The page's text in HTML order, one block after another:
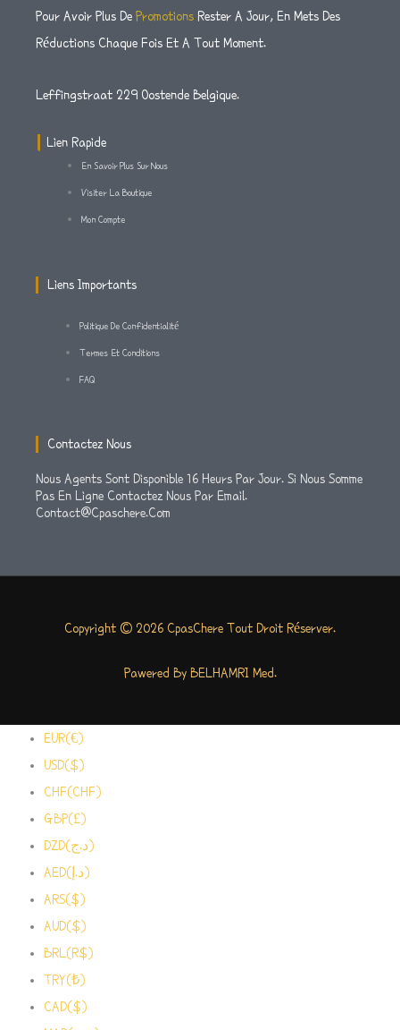
S
T
A
R
I
T
T
C
E
Pour Avoir Plus De Promotions Rester A Jour, En Mets Des
Réductions Chaque Fois Et A Tout Moment.
Leffingstraat 229 Oostende Belgique.
Lien Rapide
En Savoir Plus Sur Nous
Visiter La Boutique
Mon Compte
Liens Importants
Politique De Confidentialité
Termes Et Conditions
FAQ
Contactez Nous
Nous Agents Sont Disponible 16 Heurs Par Jour. Si Nous Somme
Pas En Ligne Contactez Nous Par Email.
Contact@cpaschere.com
Copyright © 2026 CpasChere Tout Droit Réserver.
Pawered By BELHAMRI Med.
EUR(€)
USD($)
CHF(CHF)
GBP(£)
DZD(د.ج)
AED(د.إ)
ARS($)
AUD($)
BRL(R$)
TRY(₺)
CAD($)